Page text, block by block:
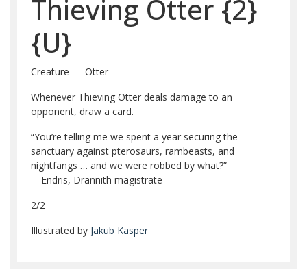
Thieving Otter {2}
{U}
Creature — Otter
Whenever Thieving Otter deals damage to an
opponent, draw a card.
“You’re telling me we spent a year securing the
sanctuary against pterosaurs, rambeasts, and
nightfangs … and we were robbed by what?”
—Endris, Drannith magistrate
2/2
Illustrated by Jakub Kasper